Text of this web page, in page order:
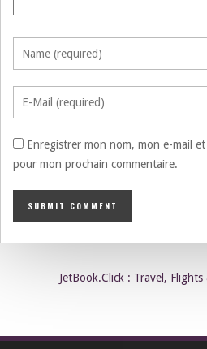
Enregistrer mon nom, mon e-mail
pour mon prochain commentaire.
JetBook.Click : Travel,